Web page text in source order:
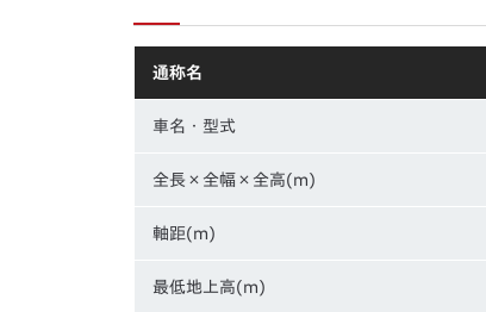
通称名
車名・型式
全長×全幅×全高(m)
軸距(m)
最低地上高(m)